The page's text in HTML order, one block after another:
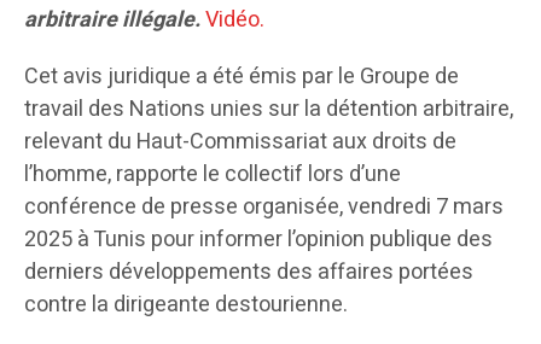
arbitraire illégale.Vidéo.
Cet avis juridique a été émis par le Groupe de
travail des Nations unies sur la détention arbitraire,
relevant du Haut-Commissariat aux droits de
l’homme, rapporte le collectif lors d’une
conférence de presse organisée, vendredi 7 mars
2025 à Tunis pour informer l’opinion publique des
derniers développements des affaires portées
contre la dirigeante destourienne.